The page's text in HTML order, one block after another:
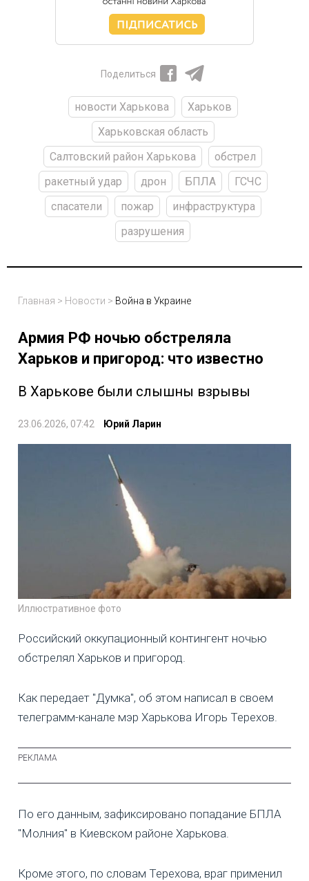
Поделиться
новости Харькова
Харьков
Харьковская область
Салтовский район Харькова
обстрел
ракетный удар
дрон БПЛА
ГСЧС
спасатели
пожар
инфраструктура
разрушения
Главная > Новости > Война в Украине
Армия РФ ночью обстреляла
Харьков и пригород: что известно
В Харькове были слышны взрывы
23.06.2026, 07:42 Юрий Ларин
Иллюстративное фото
Российский оккупационный контингент ночью
обстрелял Харьков и пригород.
Как передает "Думка", об этом написал в своем
телеграмм-канале мэр Харькова Игорь Терехов.
По его данным, зафиксировано попадание БПЛА
"Молния" в Киевском районе Харькова.
Кроме этого, по словам Терехова, враг применил